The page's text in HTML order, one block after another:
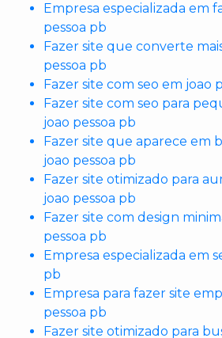
Empresa especializada em
pessoa pb
Fazer site que converte
pessoa pb
Fazer site com seo em joao
Fazer site com seo para
joao pessoa pb
Fazer site que aparece em
joao pessoa pb
Fazer site otimizado para
joao pessoa pb
Fazer site com design
pessoa pb
Empresa especializada em
pb
Empresa para fazer site
pessoa pb
Fazer site otimizado para